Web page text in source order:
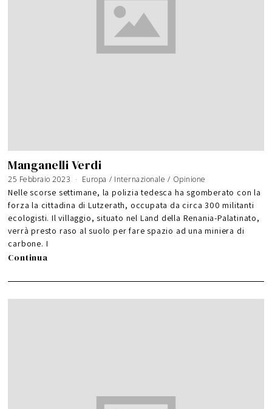
Manganelli Verdi
25 Febbraio 2023 Europa / Internazionale / Opinione
Nelle scorse settimane, la polizia tedesca ha sgomberato con la
forza la cittadina di Lutzerath, occupata da circa 300 militanti
ecologisti. Il villaggio, situato nel Land della Renania-Palatinato,
verrà presto raso al suolo per fare spazio ad una miniera di
carbone. I
Continua